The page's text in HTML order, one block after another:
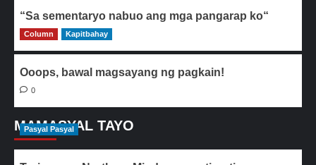
“Sa sementaryo nabuo ang mga pangarap ko“
0
Column Kapitbahay
Ooops, bawal magsayang ng pagkain!
0
MAMASYAL TAYO
Pasyal Pasyal